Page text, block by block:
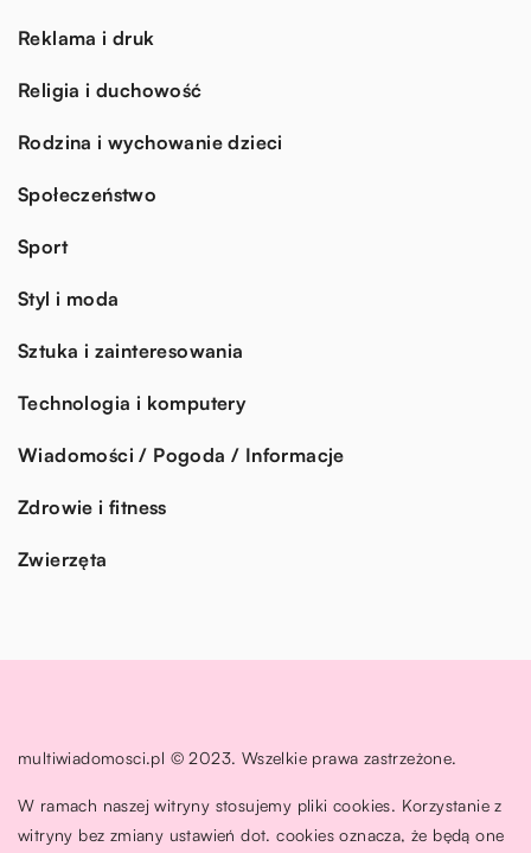
Reklama i druk
Religia i duchowość
Rodzina i wychowanie dzieci
Społeczeństwo
Sport
Styl i moda
Sztuka i zainteresowania
Technologia i komputery
Wiadomości / Pogoda / Informacje
Zdrowie i fitness
Zwierzęta
multiwiadomosci.pl © 2023. Wszelkie prawa zastrzeżone.
W ramach naszej witryny stosujemy pliki cookies. Korzystanie z
witryny bez zmiany ustawień dot. cookies oznacza, że będą one